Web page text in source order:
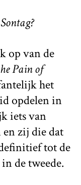
op van de
Pain of
het
opdelen in
iets van
en zij die dat
tot de
de tweede.